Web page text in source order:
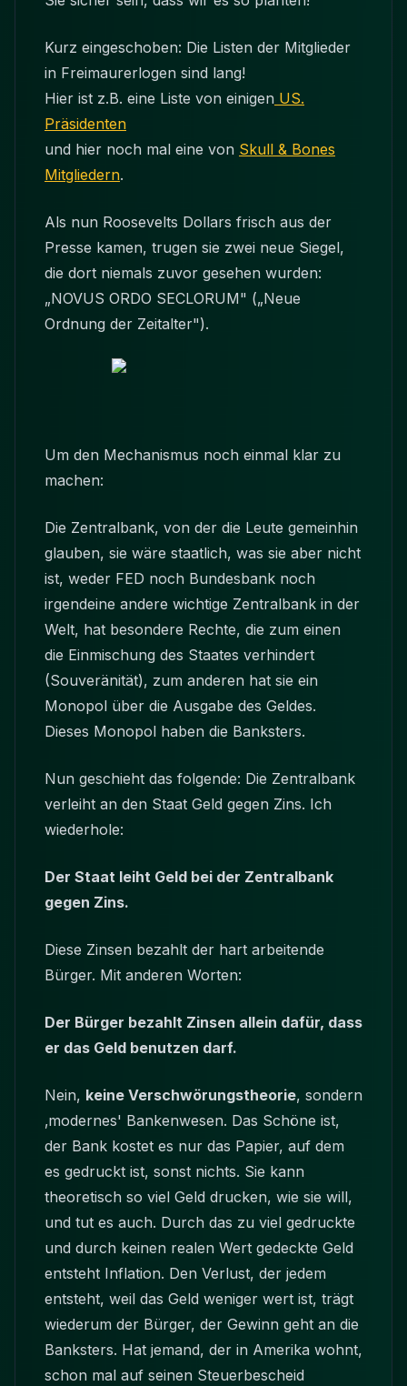
Kurz eingeschoben: Die Listen der Mitglieder
in Freimaurerlogen sind lang!
Hier ist z.B. eine Liste von einigen US.
Präsidenten
und hier noch mal eine von Skull & Bones
Mitgliedern.
Als nun Roosevelts Dollars frisch aus der
Presse kamen, trugen sie zwei neue Siegel,
die dort niemals zuvor gesehen wurden:
„NOVUS ORDO SECLORUM" („Neue
Ordnung der Zeitalter").
Um den Mechanismus noch einmal klar zu
machen:
Die Zentralbank, von der die Leute gemeinhin
glauben, sie wäre staatlich, was sie aber nicht
ist, weder FED noch Bundesbank noch
irgendeine andere wichtige Zentralbank in der
Welt, hat besondere Rechte, die zum einen
die Einmischung des Staates verhindert
(Souveränität), zum anderen hat sie ein
Monopol über die Ausgabe des Geldes.
Dieses Monopol haben die Banksters.
Nun geschieht das folgende: Die Zentralbank
verleiht an den Staat Geld gegen Zins. Ich
wiederhole:
Der Staat leiht Geld bei der Zentralbank
gegen Zins.
Diese Zinsen bezahlt der hart arbeitende
Bürger. Mit anderen Worten:
Der Bürger bezahlt Zinsen allein dafür, dass
er das Geld benutzen darf.
Nein, keine Verschwörungstheorie, sondern
‚modernes' Bankenwesen. Das Schöne ist,
der Bank kostet es nur das Papier, auf dem
es gedruckt ist, sonst nichts. Sie kann
theoretisch so viel Geld drucken, wie sie will,
und tut es auch. Durch das zu viel gedruckte
und durch keinen realen Wert gedeckte Geld
entsteht Inflation. Den Verlust, der jedem
entsteht, weil das Geld weniger wert ist, trägt
wiederum der Bürger, der Gewinn geht an die
Banksters. Hat jemand, der in Amerika wohnt,
schon mal auf seinen Steuerbescheid